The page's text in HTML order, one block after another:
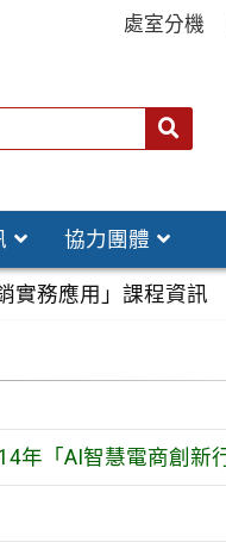
處室分機
協力團體
實務應用」課程資訊
年「AI智慧電商創新